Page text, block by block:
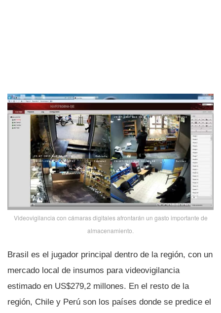
Videovigilancia con cámaras digitales afrontarán un gasto importante de
almacenamiento.
Brasil es el jugador principal dentro de la región, con un
mercado local de insumos para videovigilancia
estimado en US$279,2 millones. En el resto de la
región, Chile y Perú son los paí­ses donde se predice el